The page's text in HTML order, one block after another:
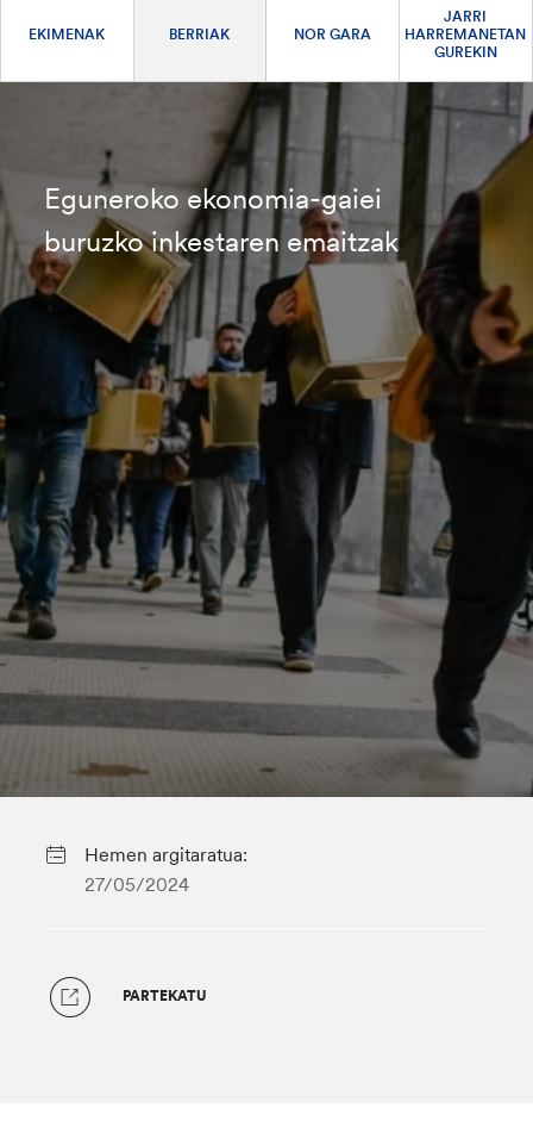
EKIMENAK BERRIAK NOR GARA
JARRI
HARREMANETAN
GUREKIN
Eguneroko ekonomia-gaiei
buruzko inkestaren emaitzak
Hemen argitaratua:
27/05/2024
PARTEKATU